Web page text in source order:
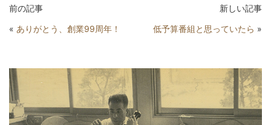
前の記事
« ありがとう、創業99周年！
新しい記事
低予算番組と思っていたら »